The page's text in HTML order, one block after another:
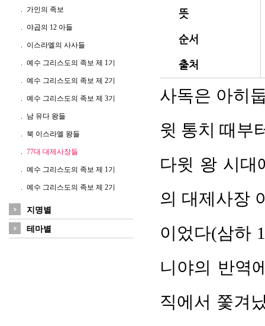
가인의 족보
야곱의 12 아들
이스라엘의 사사들
예수 그리스도의 족보 제 1기
예수 그리스도의 족보 제 2기
예수 그리스도의 족보 제 3기
남 유다 왕들
북 이스라엘 왕들
77대 대제사장들
예수 그리스도의 족보 제 1기
예수 그리스도의 족보 제 2기
지명별
테마별
뜻
순서
출처
사독은 아히
윗 통치 때부
다윗 왕 시대
의 대제사장
이었다(삼하
니야의 반역
직에서 쫓겨